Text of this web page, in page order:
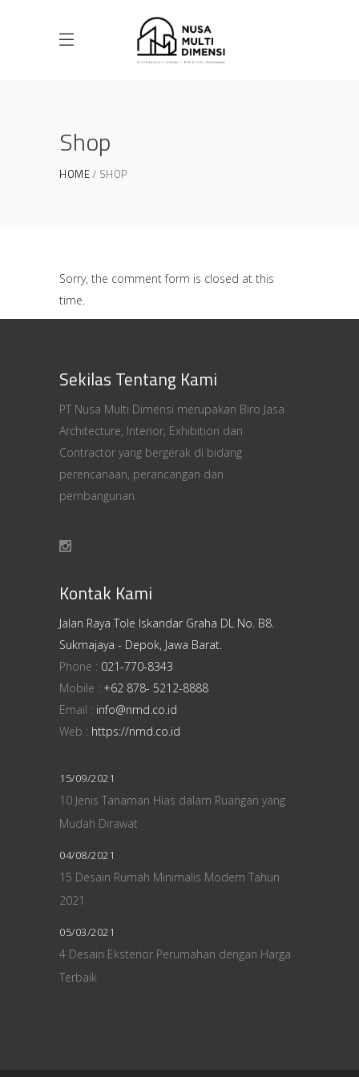
Shop
HOME SHOP
Sorry, the comment form is closed at this
time.
Sekilas Tentang Kami
PT Nusa Multi Dimensi merupakan Biro Jasa
Architecture, Interior, Exhibition dan
Contractor yang bergerak di bidang
perencanaan, perancangan dan
pembangunan.
Kontak Kami
Jalan Raya Tole Iskandar Graha DL No. B8.
Sukmajaya - Depok, Jawa Barat.
Phone : 021-770-8343
Mobile : +62 878- 5212-8888
Email : info@nmd.co.id
Web : https://nmd.co.id
15/09/2021
10 Jenis Tanaman Hias dalam Ruangan yang
Mudah Dirawat
04/08/2021
15 Desain Rumah Minimalis Modern Tahun
2021
05/03/2021
4 Desain Eksterior Perumahan dengan Harga
Terbaik